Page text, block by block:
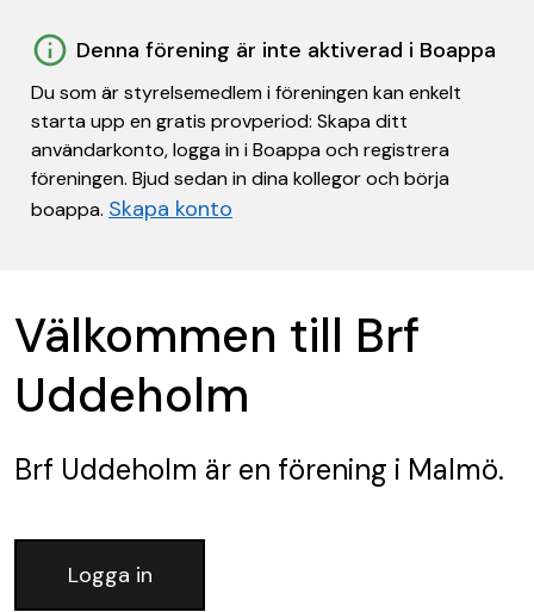
Denna förening är inte aktiverad i Boappa
Du som är styrelsemedlem i föreningen kan enkelt
starta upp en gratis provperiod: Skapa ditt
användarkonto, logga in i Boappa och registrera
föreningen. Bjud sedan in dina kollegor och börja
boappa. Skapa konto
Välkommen till Brf
Uddeholm
Brf Uddeholm är en förening i Malmö.
Logga in